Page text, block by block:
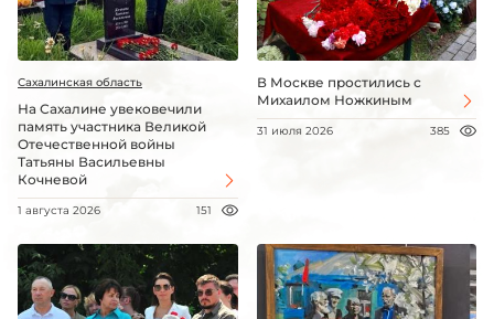
Сахалинская область
На Сахалине увековечили
память участника Великой
Отечественной войны
Татьяны Васильевны
Кочневой
1 августа 2026 151
В Москве простились с
Михаилом Ножкиным
31 июля 2026 385